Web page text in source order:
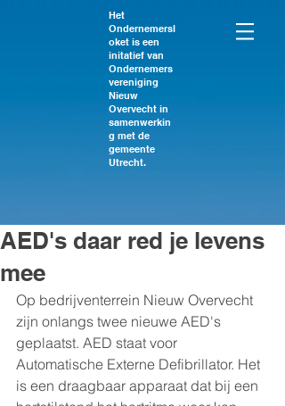
Het
Ondernemersl
oket is een
initatief van
Ondernemers
vereniging
Nieuw
Overvecht in
samenwerkin
g met de
gemeente
Utrecht.
AED's daar red je levens
mee
Op bedrijventerrein Nieuw Overvecht
zijn onlangs twee nieuwe AED's
geplaatst. AED staat voor
Automatische Externe Defibrillator. Het
is een draagbaar apparaat dat bij een